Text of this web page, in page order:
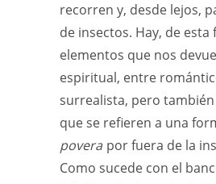
recorren y, desde lejos,
de insectos. Hay, de esta
elementos que nos
espiritual, entre
surrealista, pero
que se refieren a una
povera por fuera de la
Como sucede con el